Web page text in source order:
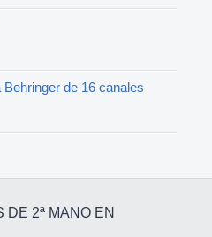
de 16 canales
DE 2ª MANO EN